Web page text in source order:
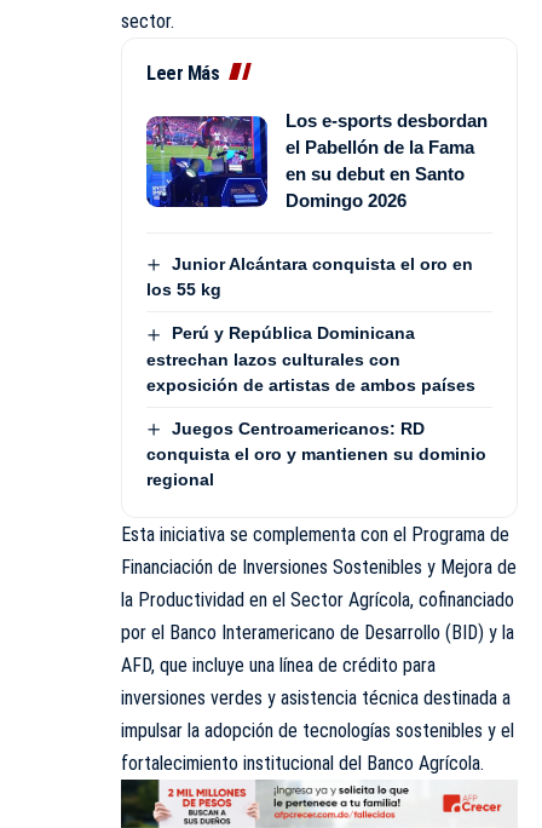
sector.
Leer Más
Los e-sports desbordan
el Pabellón de la Fama
en su debut en Santo
Domingo 2026
Junior Alcántara conquista el oro en
los 55 kg
Perú y República Dominicana
estrechan lazos culturales con
exposición de artistas de ambos países
Juegos Centroamericanos: RD
conquista el oro y mantienen su dominio
regional
Esta iniciativa se complementa con el Programa de
Financiación de Inversiones Sostenibles y Mejora de
la Productividad en el Sector Agrícola, cofinanciado
por el Banco Interamericano de Desarrollo (BID) y la
AFD, que incluye una línea de crédito para
inversiones verdes y asistencia técnica destinada a
impulsar la adopción de tecnologías sostenibles y el
fortalecimiento institucional del Banco Agrícola.